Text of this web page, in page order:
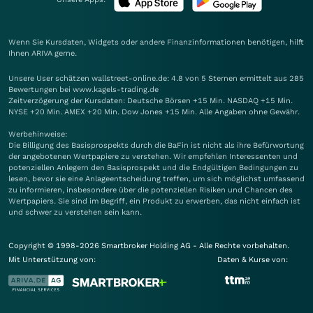
Wenn Sie Kursdaten, Widgets oder andere Finanzinformationen benötigen, hilft
Ihnen ARIVA gerne.
Unsere User schätzen wallstreet-online.de: 4.8 von 5 Sternen ermittelt aus 285
Bewertungen bei www.kagels-trading.de
Zeitverzögerung der Kursdaten: Deutsche Börsen +15 Min. NASDAQ +15 Min.
NYSE +20 Min. AMEX +20 Min. Dow Jones +15 Min. Alle Angaben ohne Gewähr.
Werbehinweise:
Die Billigung des Basisprospekts durch die BaFin ist nicht als ihre Befürwortung
der angebotenen Wertpapiere zu verstehen. Wir empfehlen Interessenten und
potenziellen Anlegern den Basisprospekt und die Endgültigen Bedingungen zu
lesen, bevor sie eine Anlageentscheidung treffen, um sich möglichst umfassend
zu informieren, insbesondere über die potenziellen Risiken und Chancen des
Wertpapiers. Sie sind im Begriff, ein Produkt zu erwerben, das nicht einfach ist
und schwer zu verstehen sein kann.
Copyright © 1998-2026 Smartbroker Holding AG - Alle Rechte vorbehalten.
Mit Unterstützung von:
Daten & Kurse von: